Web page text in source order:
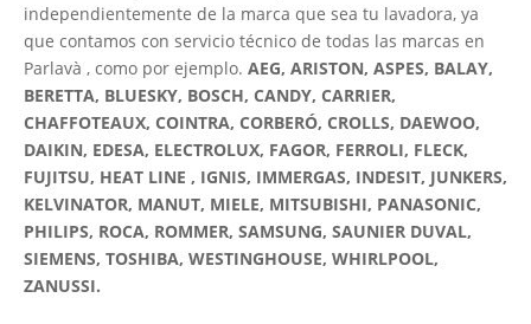
independientemente de la marca que sea tu lavadora, ya
que contamos con servicio técnico de todas las marcas en
Parlavà , como por ejemplo. AEG, ARISTON, ASPES, BALAY,
BERETTA, BLUESKY, BOSCH, CANDY, CARRIER,
CHAFFOTEAUX, COINTRA, CORBERÓ, CROLLS, DAEWOO,
DAIKIN, EDESA, ELECTROLUX, FAGOR, FERROLI, FLECK,
FUJITSU, HEAT LINE , IGNIS, IMMERGAS, INDESIT, JUNKERS,
KELVINATOR, MANUT, MIELE, MITSUBISHI, PANASONIC,
PHILIPS, ROCA, ROMMER, SAMSUNG, SAUNIER DUVAL,
SIEMENS, TOSHIBA, WESTINGHOUSE, WHIRLPOOL,
ZANUSSI.